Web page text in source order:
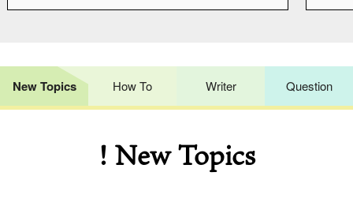
New Topics How To Writer Question
! New Topics